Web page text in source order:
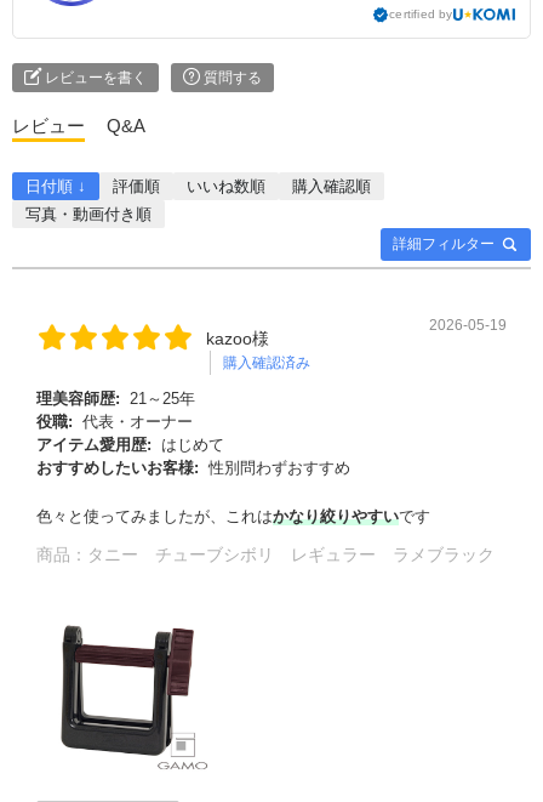
certified by
レビューを書く 質問する
レビュー Q&A
詳細フィルター
日付順 ↓ 評価順 いいね数順
購入確認順
写真・動画付き順
kazoo様
購入確認済み
2026-05-19
理美容師歴: 21～25年
役職: 代表・オーナー
アイテム愛用歴:
はじめて
おすすめしたいお客様: 性別問わずおすすめ
色々と使ってみましたが、これはかなり絞りやすいです
商品： タニー チューブシボリ レギュラー ラメブラック